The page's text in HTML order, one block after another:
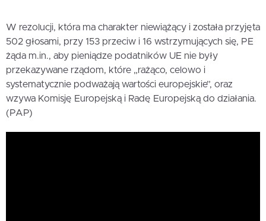
W rezolucji, która ma charakter niewiążący i została przyjęta
502 głosami, przy 153 przeciw i 16 wstrzymujących się, PE
żąda m.in., aby pieniądze podatników UE nie były
przekazywane rządom, które „rażąco, celowo i
systematycznie podważają wartości europejskie”, oraz
wzywa Komisję Europejską i Radę Europejską do działania.
(PAP)